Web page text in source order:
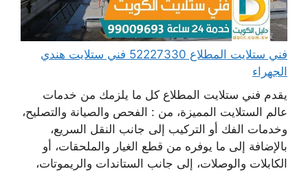
فني ستلايت المطلاع 52227330 فني ستلايت هندي
الجهراء
يقدم فني ستلايت المطلاع كل ما يلزمك من خدمات
عالم الستلايت المميزة، من : الفحص والصيانة والتصليح،
وخدمات الفك أو التركيب إلى جانب النقل السريع،
بالإضافة إلى ما يوفره من قطع الغيار والملحقات، أو
الكابلات والوصلات، إلى جانب الستاندات والريموتات،